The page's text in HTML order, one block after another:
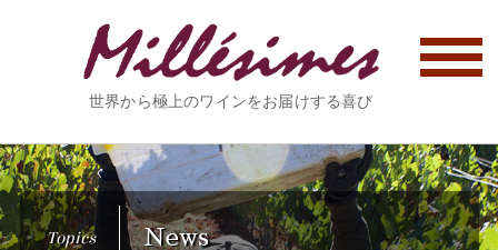
世界から極上のワインをお届けする喜び
Topics News